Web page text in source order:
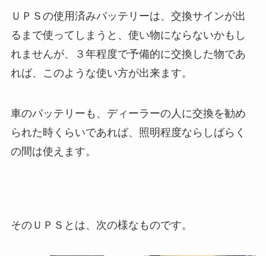
ＵＰＳの使用済みバッテリーは、交換サインが出
るまで使ってしまうと、使い物にならないかもし
れませんが、３年程度で予備的に交換した物であ
れば、このような使い方が出来ます。
車のバッテリーも、ディーラーの人に交換を勧め
られた時くらいであれば、照明程度ならしばらく
の間は使えます。
そのＵＰＳとは、次の様なものです。